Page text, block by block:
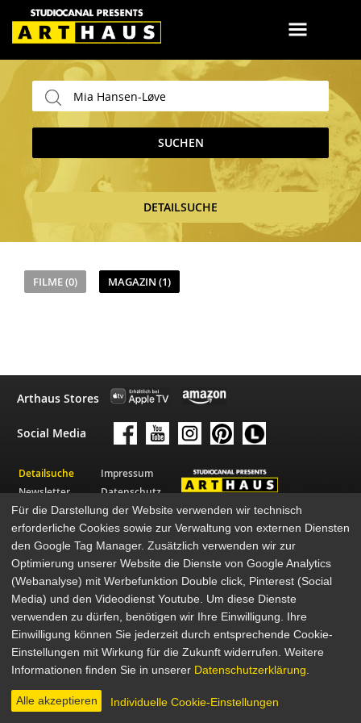
SUCHEN
DETAILSUCHE
FILME (0) MAGAZIN (1)
Arthaus Stores
Social Media
Detailsuche
Newsletter
Über Arthaus
Presse
Impressum
Datenschutz
AGB
© 2026 STUDIOCANAL GmbH
Für die Darstellung der Website verwenden wir technisch
erforderliche Cookies sowie zur Verwaltung von externen Diensten
den Google Tag Manager. Zusätzlich verwenden wir zur
Optimierung unserer Website die Dienste von Google Analytics
(Webanalyse) mit Werbefunktion Double click, Pinterest (Social
Media) und den Videodienst Youtube. Um diese Dienste
verwenden zu dürfen, benötigen wir Ihre Einwilligung. Ihre
Einwilligung können Sie jederzeit durch entsprechende Cookie-
Einstellungen mit Wirkung für die Zukunft widerrufen. Weitere
Informationen finden Sie in unserer Datenschutzerklärung
Alle akzeptieren Individuelle Cookie-Einstellungen